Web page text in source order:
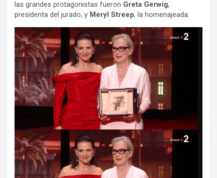
las grandes protagonistas fueron Greta Gerwig,
presidenta del jurado, y Meryl Streep, la homenajeada.